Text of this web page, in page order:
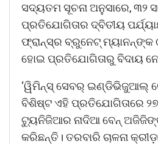
ସଦ୍ୟତମ ସୂଚନା ଅନୁସାରେ, ୩୨
ପ୍ରତିଯୋଗିତାର ଦ୍ବିତୀୟ
ଫ୍ରାନ୍‌ସ୍‌ର ବ୍ରୁନେଟ୍‌ ମ୍ୟାନନ୍‌ଙ୍କ
ହୋଇ ପ୍ରତିଯୋଗିତାରୁ ବିଦାୟ
‘ୱିମିନ୍‌ସ୍‌ ସେବର୍‌ ଇଣ୍ଡିଭିଜୁଆଲ୍‌
ବିଶିଷ୍ଟ ଏହି ପ୍ରତିଯୋଗିତାରେ ୨୭
ଟ୍ୟୁନିଜିଆର ନାଦିଆ ବେନ୍
କରିଛନ୍ତି। ତରବାରି ଚାଳନା